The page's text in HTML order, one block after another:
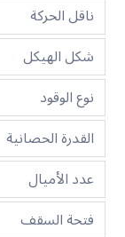
ناقل الحركة
شكل الهيكل
نوع الوقود
القدرة الحصانية
عدد الأميال
فتحة السقف